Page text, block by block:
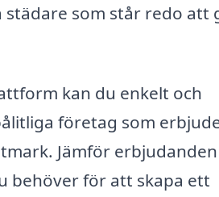
städare som står redo att
kan du enkelt och
företag som
Jämför
behöver för att skapa ett